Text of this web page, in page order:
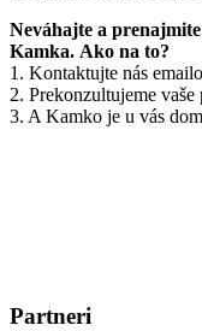
Neváhajte a
Kamka. Ako na to?
1. Kontaktujte nás
2. Prekonzultujeme vaše
3. A Kamko je u vás
Partneri